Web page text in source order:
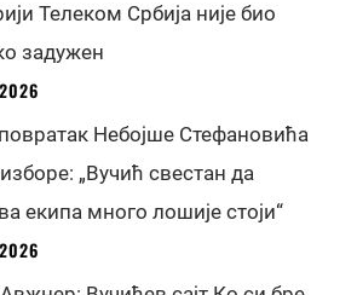
Телеком Србија није био
задужен
Небојше Стефановића
„Вучић свестан да
екипа много лошије стоји“